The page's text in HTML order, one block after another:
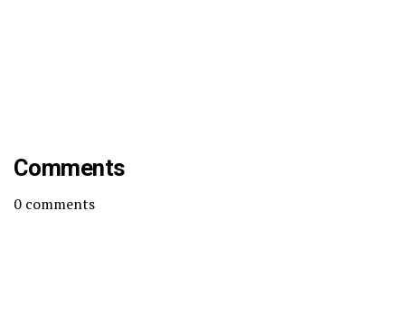
Comments
0 comments